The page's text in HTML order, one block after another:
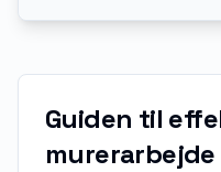
Guiden til